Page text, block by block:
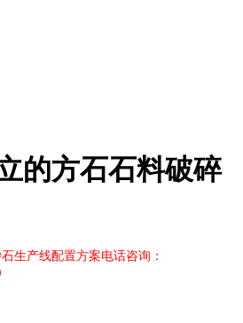
的方石石料破碎
生产线配置方案电话咨询：